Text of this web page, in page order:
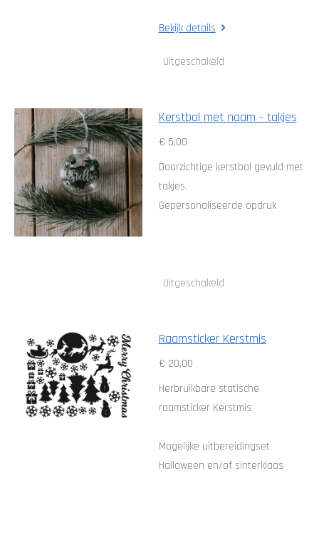
Bekijk details
Uitgeschakeld
Kerstbal met naam - takjes
€ 5,00
Doorzichtige kerstbal gevuld met
takjes.
Gepersonaliseerde opdruk
Uitgeschakeld
Raamsticker Kerstmis
€ 20,00
Herbruikbare statische
raamsticker Kerstmis
Mogelijke uitbereidingset
Halloween en/of sinterklaas